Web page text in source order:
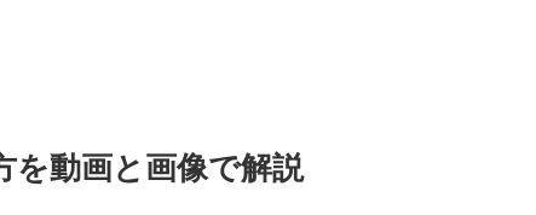
を動画と画像で解説